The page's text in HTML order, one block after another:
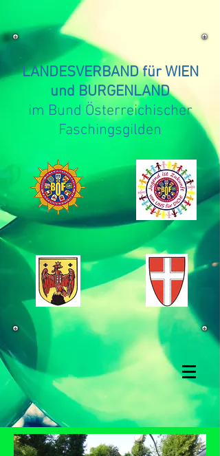
LANDESVERBAND für WIEN
und BURGENLAND
im Bund Österreichischer
Faschingsgilden